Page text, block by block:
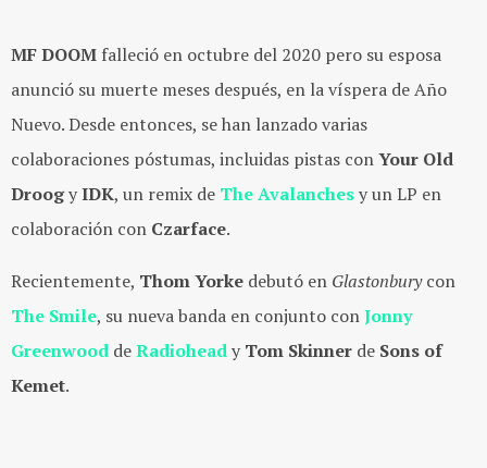
MF DOOM falleció en octubre del 2020 pero su esposa
anunció su muerte meses después, en la víspera de Año
Nuevo. Desde entonces, se han lanzado varias
colaboraciones póstumas, incluidas pistas conYour Old
DroogyIDK, un remix de The Avalanchesy un LP en
colaboración con Czarface.
Recientemente, Thom Yorke debutó en Glastonburycon
The Smile, su nueva banda en conjunto conJonny
Greenwood deRadioheady Tom Skinner de Sons of
Kemet.